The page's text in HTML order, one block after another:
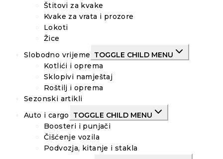
Štitovi za kvake
Kvake za vrata i prozore
Lokoti
Žice
Slobodno vrijeme TOGGLE CHILD MENU
Kotlići i oprema
Sklopivi namještaj
Roštilj i oprema
Sezonski artikli
Auto i cargo
TOGGLE CHILD MENU
Boosteri i punjači
Čišćenje vozila
Podvozja, kitanje i stakla